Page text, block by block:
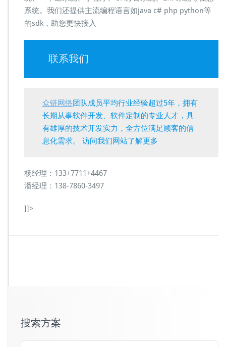
系统。我们还提供主流编程语言如java c# php python等
的sdk，助您更快接入
联系我们
众链网络团队成员平均行业经验超过5年，拥有
长期从事软件开发、软件定制的专业人才，具
有雄厚的技术开发实力，全方位满足顾客的信
息化需求。 访问我们网站了解更多
杨经理：133+7711+4467
潘经理：138-7860-3497
]]>
搜索方案